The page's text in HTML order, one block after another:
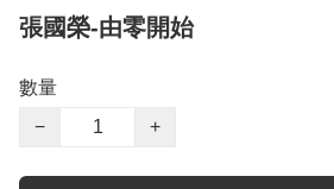
張國榮-由零開始
數量
−
+